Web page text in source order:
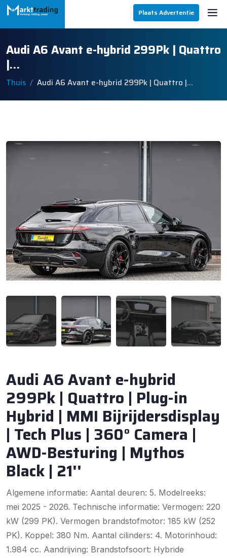
Plaats Advertentie
Audi A6 Avant e-hybrid 299Pk | Quattro
|…
Thuis Audi A6 Avant e-hybrid 299Pk | Quattro |…
Audi A6 Avant e-hybrid
299Pk | Quattro | Plug-in
Hybrid | MMI Bijrijdersdisplay
| Tech Plus | 360° Camera |
AWD-Besturing | Mythos
Black | 21''
Algemene informatie: Aantal deuren: 5. Modelreeks:
mei 2025 - 2026. Technische informatie: Vermogen: 220
kW (299 PK). Vermogen brandstofmotor: 185 kW (252
PK). Koppel: 380 Nm. Aantal cilinders: 4. Motorinhoud:
1.984 cc. Aandrijving: Brandstofsoort: Hybride